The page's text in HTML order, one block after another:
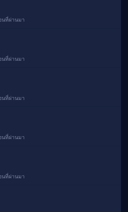
นที่ผ่านมา
นที่ผ่านมา
นที่ผ่านมา
นที่ผ่านมา
นที่ผ่านมา